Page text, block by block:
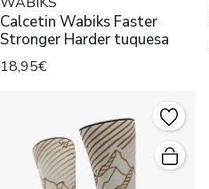
Calcetin Wabiks Faster
Stronger Harder tuquesa
18,95€